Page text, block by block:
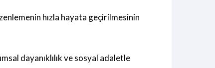
hızla hayata geçirilmesinin
dayanıklılık ve sosyal adaletle